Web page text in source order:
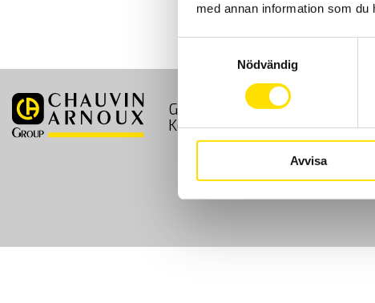
med annan information som
Nödvändig
Avvisa
GDPR Köpvillkor
Kontakt